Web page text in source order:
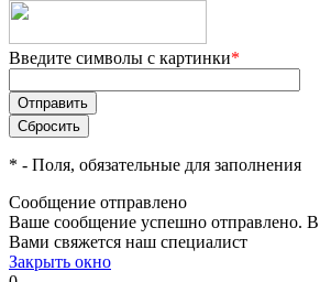
Введите символы с картинки*
* - Поля, обязательные для заполнения
Сообщение отправлено
Ваше сообщение успешно отправлено.
Вами свяжется наш специалист
Закрыть окно